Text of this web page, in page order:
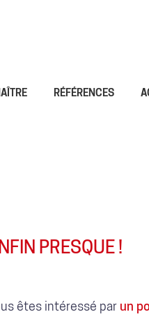
RÉFÉRENCES
PRESQUE !
êtes intéressé par un